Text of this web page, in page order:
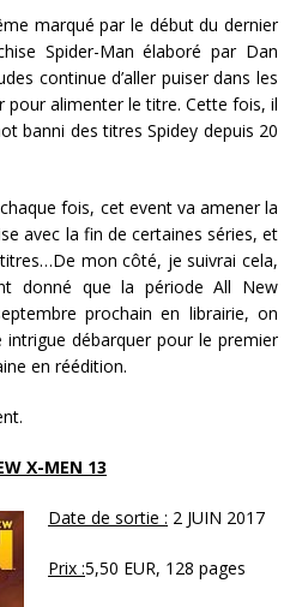
marqué par le début du dernier
Spider-Man élaboré par Dan
continue d’aller puiser dans les
pour alimenter le titre. Cette fois, il
banni des titres Spidey depuis 20
fois, cet event va amener la
avec la fin de certaines séries, et
mon côté, je suivrai cela,
donné que la période All New
prochain en librairie, on
intrigue débarquer pour le premier
en réédition.
X-MEN 13
Date de sortie : 2 JUIN 2017
Prix :5,50 EUR, 128 pages